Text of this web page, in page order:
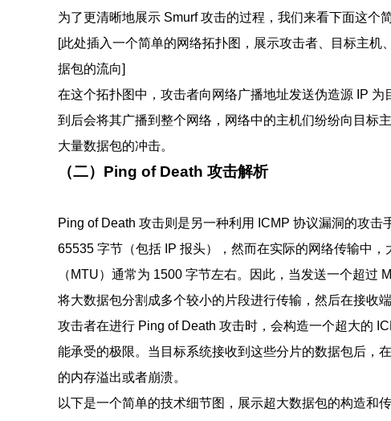
为了更清晰地展示 Smurf 攻击的过程，我们来看下面这个
[此处插入一个简单的网络拓扑图，展示攻击者、目标主
据包的流向]
在这个拓扑图中，攻击者向网络广播地址发送伪造源 IP
到后会将其广播到整个网络，网络中的主机们纷纷向目标
大量数据包的冲击。
（二）Ping of Death 攻击解析
Ping of Death 攻击则是另一种利用 ICMP 协议漏洞的攻
65535 字节（包括 IP 报头），然而在实际的网络传输中
（MTU）通常为 1500 字节左右。因此，当发送一个超过
将大数据包分割成多个较小的片段进行传输，然后在接收
攻击者在进行 Ping of Death 攻击时，会构造一个超大的
能承受的极限。当目标系统接收到这些分片的数据包后，
的内存溢出或者崩溃。
以下是一个简单的技术细节图，展示超大数据包的构造和传